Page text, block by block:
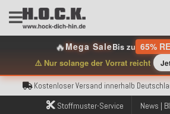
🔥Mega SaleBis zu 65%
⚠️ Nur solange der Vorrat reicht
Kostenloser Versand innerhalb
Über 120.000 erfolgreich
Sicher bezahlen mit Klarna,
Kostenloser Versand innerhalb
Stoffmuster-Service News |